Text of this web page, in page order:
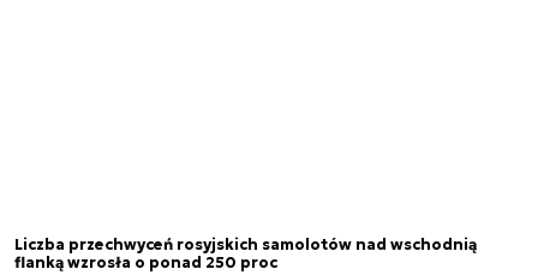
Liczba przechwyceń rosyjskich samolotów nad wschodnią
flanką wzrosła o ponad 250 proc